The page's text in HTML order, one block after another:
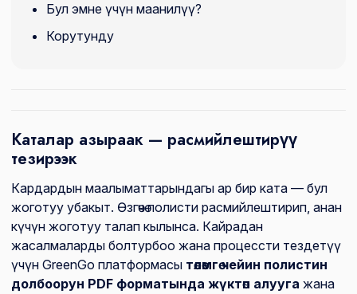
Бул эмне үчүн маанилүү?
Корутунду
Каталар азыраак — расмийлештирүү
тезирээк
Кардардын маалыматтарындагы ар бир ката — бул
жоготуу убакыт. Өзгөчө полисти расмийлештирип, анан
күчүн жоготуу талап кылынса. Кайрадан
жасалмаларды болтурбоо жана процессти тездетүү
үчүн GreenGo платформасы төлөмгө чейин полистин
долбоорун PDF форматында жүктөп алууга жана